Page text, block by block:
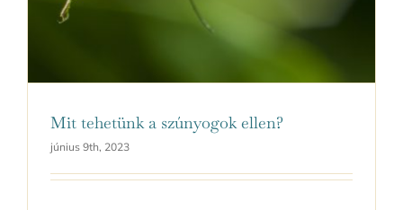
Mit tehetünk a szúnyogok ellen?
június 9th, 2023